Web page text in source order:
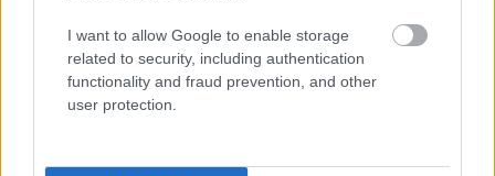
I want to allow Google to enable storage
related to security, including authentication
functionality and fraud prevention, and other
user protection.